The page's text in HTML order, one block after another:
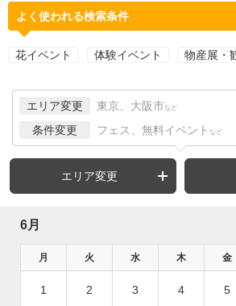
よく使われる検索条件
花イベント 体験イベント 物産展・
エリア変更 東京、大阪市 など
条件変更 フェス、無料イベント など
エリア変更
6月
月 火 水 木 金
1 2 3 4 5